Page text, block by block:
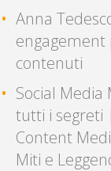
Anna
contenuti
Social Media
tutti i segreti
Content
Miti e